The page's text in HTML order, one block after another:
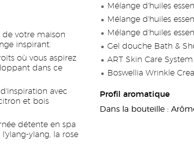
de votre maison
inspirant.
où vous aspirez
dans ce
avec
et bois
détente en spa
ylang, la rose
Mélange d'huiles
Mélange d'huiles
Mélange d'huiles
Gel douche Bath &
ART Skin Care System
Boswellia Wrinkle
Profil aromatique
Dans la bouteille :